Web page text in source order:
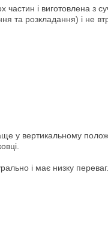
частин і виготовлена ​​з
та розкладання) і не
у вертикальному
і має низку переваг.